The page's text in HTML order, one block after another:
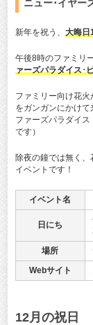
ニュー･イヤー
新年を祝う、 大晦日
午後8時のファミリ
ァーズパラダイス･
ファミリー向け花
をガンガンにかけて
ファーズパラダイス
です）
除夜の鐘では無く、
イベントです！
イベント名
日にち
場所
Webサイト
12月の祝日